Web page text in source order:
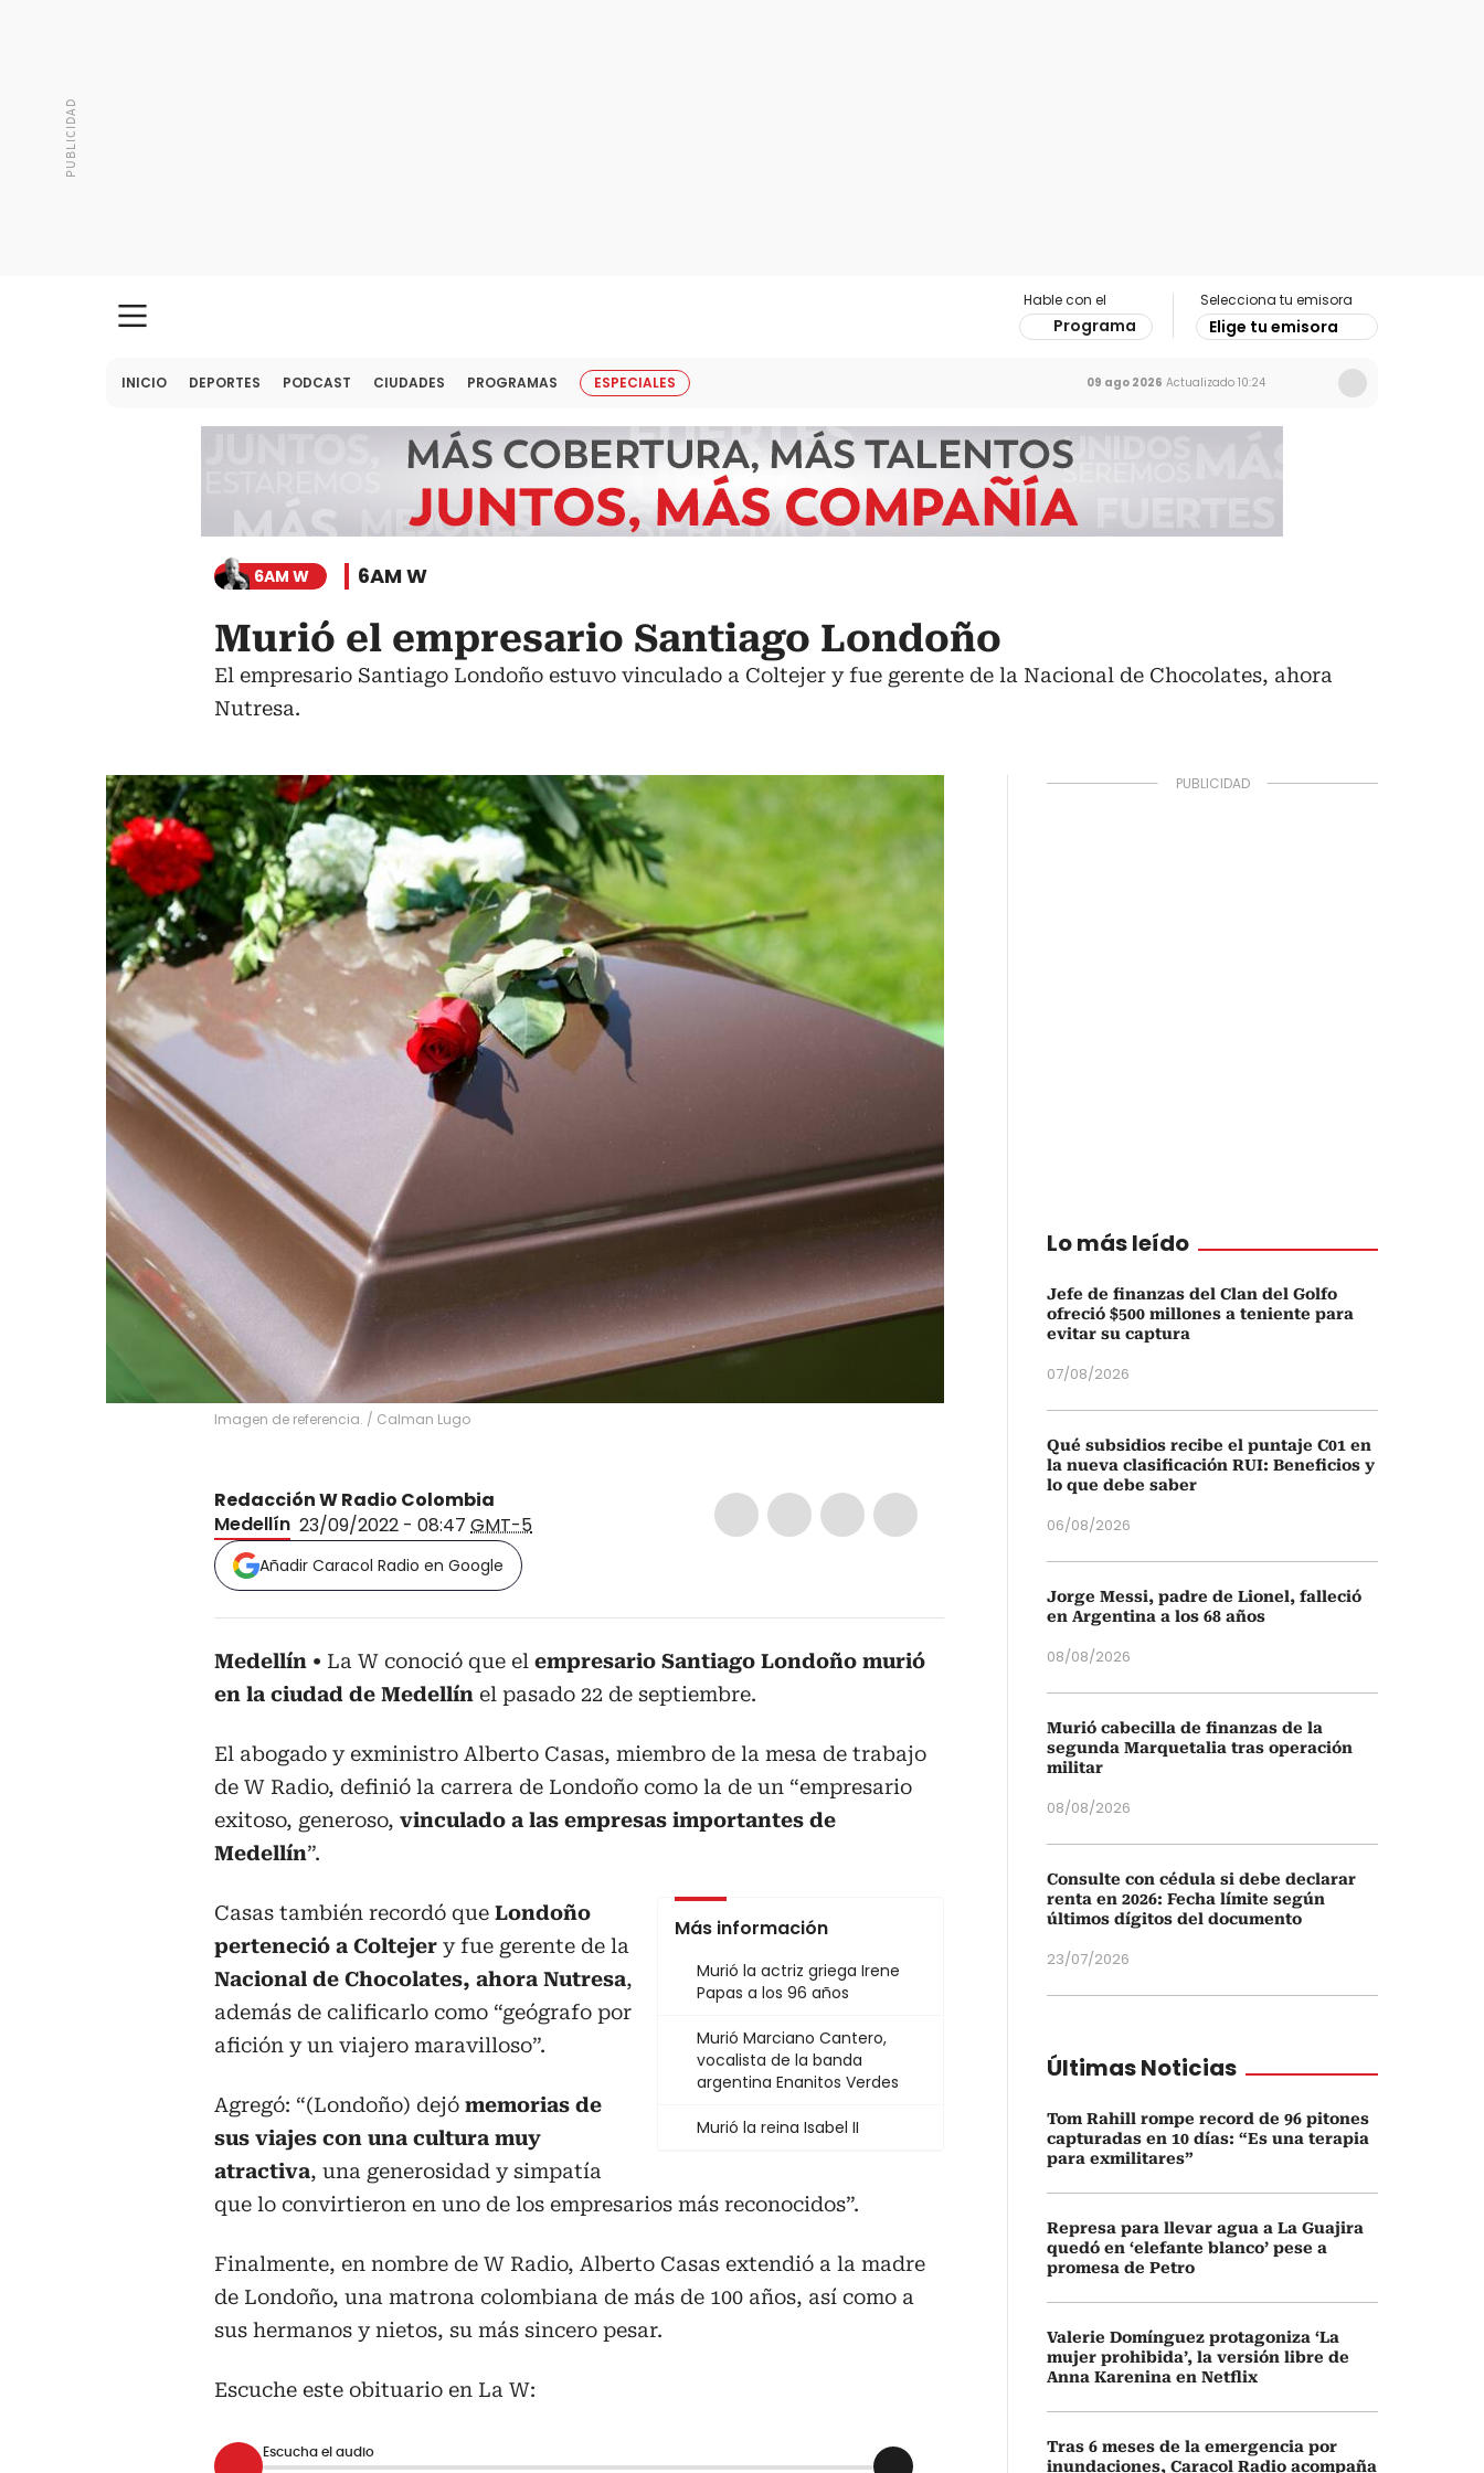
Hable con el
Programa
Selecciona tu emisora
Elige tu emisora
INICIO DEPORTES PODCAST CIUDADES PROGRAMAS ESPECIALES 09 ago 2026 Actualizado 10:24
6AM W 6AM W
Murió el empresario Santiago Londoño
El empresario Santiago Londoño estuvo vinculado a Coltejer y fue gerente de la Nacional de Chocolates, ahora
Nutresa.
Imagen de referencia. / Calman Lugo
Redacción W Radio Colombia
Medellín 23/09/2022 - 08:47 GMT-5
Añadir Caracol Radio en Google
Medellín La W conoció que el empresario Santiago Londoño murió
en la ciudad de Medellín el pasado 22 de septiembre.
El abogado y exministro Alberto Casas, miembro de la mesa de trabajo
de W Radio, definió la carrera de Londoño como la de un “empresario
exitoso, generoso, vinculado a las empresas importantes de
Medellín”.
Más información
Murió la actriz griega Irene
Papas a los 96 años
Murió Marciano Cantero,
vocalista de la banda
argentina Enanitos Verdes
Murió la reina Isabel II
Casas también recordó que Londoño
perteneció a Coltejer y fue gerente de la
Nacional de Chocolates, ahora Nutresa,
además de calificarlo como “geógrafo por
afición y un viajero maravilloso”.
Agregó: “(Londoño) dejó memorias de
sus viajes con una cultura muy
atractiva, una generosidad y simpatía
que lo convirtieron en uno de los empresarios más reconocidos”.
Finalmente, en nombre de W Radio, Alberto Casas extendió a la madre
de Londoño, una matrona colombiana de más de 100 años, así como a
sus hermanos y nietos, su más sincero pesar.
Escuche este obituario en La W:
Escucha el audio
Lo más leído
Jefe de finanzas del Clan del Golfo
ofreció $500 millones a teniente para
evitar su captura
07/08/2026
Qué subsidios recibe el puntaje C01 en
la nueva clasificación RUI: Beneficios y
lo que debe saber
06/08/2026
Jorge Messi, padre de Lionel, falleció
en Argentina a los 68 años
08/08/2026
Murió cabecilla de finanzas de la
segunda Marquetalia tras operación
militar
08/08/2026
Consulte con cédula si debe declarar
renta en 2026: Fecha límite según
últimos dígitos del documento
23/07/2026
Últimas Noticias
Tom Rahill rompe record de 96 pitones
capturadas en 10 días: “Es una terapia
para exmilitares”
Represa para llevar agua a La Guajira
quedó en ‘elefante blanco’ pese a
promesa de Petro
Valerie Domínguez protagoniza ‘La
mujer prohibida’, la versión libre de
Anna Karenina en Netflix
Tras 6 meses de la emergencia por
inundaciones, Caracol Radio acompaña